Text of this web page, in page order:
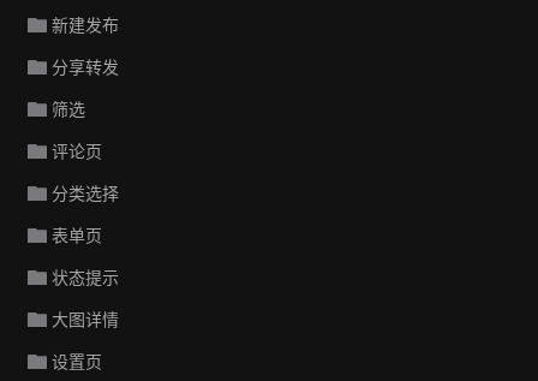
新建发布
分享转发
筛选
评论页
分类选择
表单页
状态提示
大图详情
设置页